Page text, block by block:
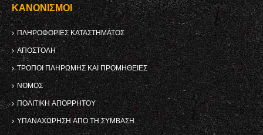
ΚΑΝΟΝΙΣΜΟΊ
ΠΛΗΡΟΦΟΡΊΕΣ ΚΑΤΑΣΤΉΜΑΤΟΣ
ΑΠΟΣΤΟΛΉ
ΤΡΌΠΟΙ ΠΛΗΡΩΜΉΣ ΚΑΙ ΠΡΟΜΉΘΕΙΕΣ
ΝΌΜΟΣ
ΠΟΛΙΤΙΚΉ ΑΠΟΡΡΉΤΟΥ
ΥΠΑΝΑΧΏΡΗΣΗ ΑΠΌ ΤΗ ΣΎΜΒΑΣΗ